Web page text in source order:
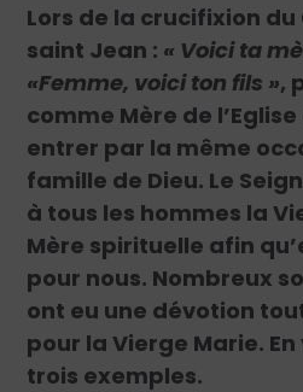
Lors de la crucifixion
saint Jean : « Voici ta
«Femme, voici ton fils »,
comme Mère de
entrer par la même
famille de Dieu. Le
à tous les hommes la
Mère spirituelle afin
pour nous. Nombreux
ont eu une dévotion
pour la Vierge Marie. En
trois exemples.